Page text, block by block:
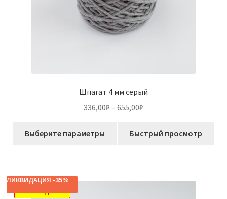
Шпагат 4 мм серый
336,00₽ – 655,00₽
336,00₽
Выберите параметры Быстрый просмотр
ЛИКВИДАЦИЯ -35%